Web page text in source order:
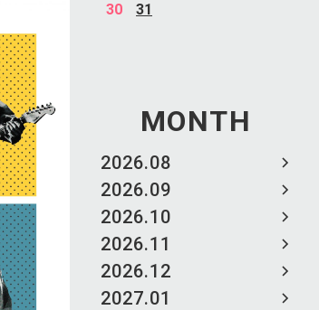
30
31
MONTH
2026.08
2026.09
2026.10
2026.11
2026.12
2027.01